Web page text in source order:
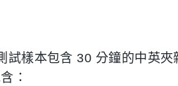
試樣本包含 30 分鐘的中英夾
：